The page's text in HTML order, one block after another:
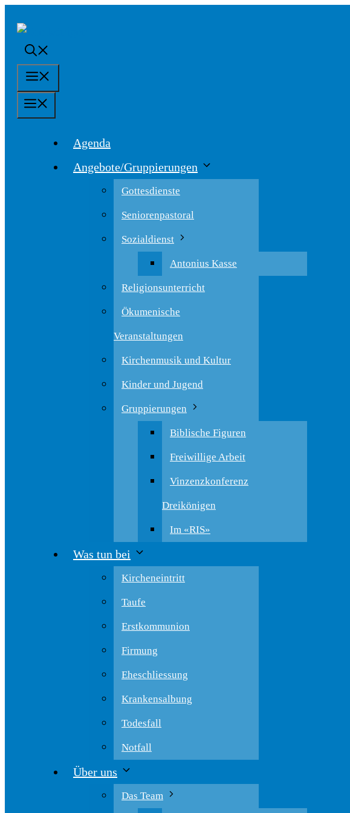
zum
Inhalt
Agenda
Angebote/Gruppierungen
Gottesdienste
Seniorenpastoral
Sozialdienst
Antonius Kasse
Religionsunterricht
Ökumenische
Veranstaltungen
Kirchenmusik und Kultur
Kinder und Jugend
Gruppierungen
Biblische Figuren
Freiwillige Arbeit
Vinzenzkonferenz
Dreikönigen
Im «RIS»
Was tun bei
Kircheneintritt
Taufe
Erstkommunion
Firmung
Eheschliessung
Krankensalbung
Todesfall
Notfall
Über uns
Das Team